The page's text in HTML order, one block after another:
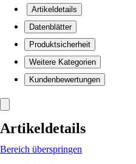
Artikeldetails
Datenblätter
Produktsicherheit
Weitere Kategorien
Kundenbewertungen
Artikeldetails
Bereich überspringen